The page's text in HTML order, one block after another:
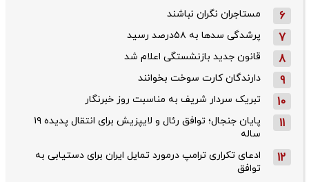
6 مستاجران نگران نباشند
7 پرشدگی سدها به ۵۸درصد رسید
8 قانون جدید بازنشستگی اعلام شد
9 دارندگان کارت سوخت بخوانند
10 تبریک سردار شریف به مناسبت روز خبرنگار
11
پایان جنجال؛ توافق رئال و لایپزیش برای انتقال پدیده ۱۹
ساله
12
ادعای تکراری ترامپ درمورد تمایل ایران برای دستیابی به
توافق